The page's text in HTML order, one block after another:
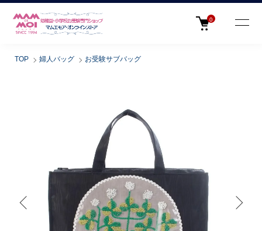
0
TOP 婦人バッグ お受験サブバッグ